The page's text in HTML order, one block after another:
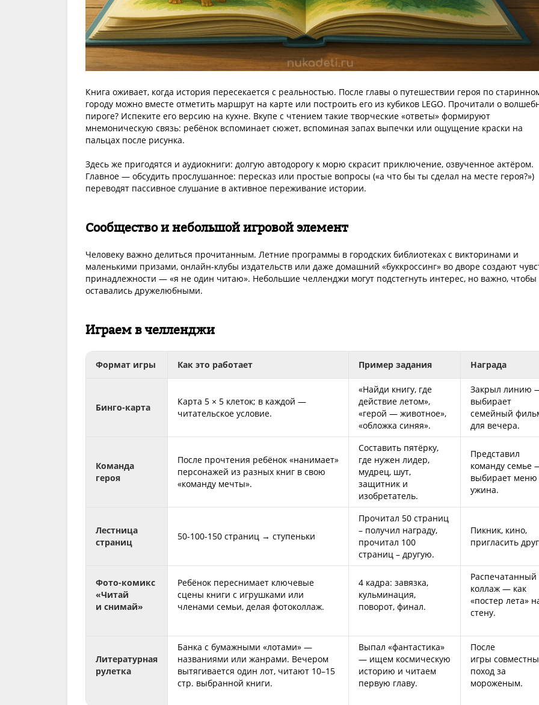
Книга оживает, когда история пересекается с реальностью. После главы о путешествии героя по
городу можно вместе отметить маршрут на карте или построить его из кубиков LEGO. Прочитали о
пироге? Испеките его версию на кухне. Вкупе с чтением такие творческие «ответы» формируют
мнемоническую связь: ребёнок вспоминает сюжет, вспоминая запах выпечки или ощущение краски на
пальцах после рисунка.
Здесь же пригодятся и аудиокниги: долгую автодорогу к морю скрасит приключение, озвученное актёром.
Главное — обсудить прослушанное: пересказ или простые вопросы («а что бы ты сделал на месте героя?»)
переводят пассивное слушание в активное переживание истории.
Сообщество и небольшой игровой элемент
Человеку важно делиться прочитанным. Летние программы в городских библиотеках с викторинами и
маленькими призами, онлайн-клубы издательств или даже домашний «буккроссинг» во дворе создают
принадлежности — «я не один читаю». Небольшие челленджи могут подстегнуть интерес, но важно,
оставались дружелюбными.
Играем в челленджи
Формат игры Как это работает Пример задания Награда
Бинго-карта
Карта 5 × 5 клеток; в каждой —
читательское условие.
«Найди книгу, где
действие летом»,
«герой — животное»,
«обложка синяя».
Закрыл линию
выбирает
семейный
для вечера.
Команда
героя
После прочтения ребёнок «нанимает»
персонажей из разных книг в свою
«команду мечты».
Составить пятёрку,
где нужен лидер,
мудрец, шут,
защитник и
изобретатель.
Представил
команду семье
выбирает меню
ужина.
Лестница
страниц
50-100-150 страниц → ступеньки
Прочитал 50 страниц
– получил награду,
прочитал 100
страниц – другую.
Пикник, кино,
пригласить
Фото-комикс
«Читай
и снимай»
Ребёнок переснимает ключевые
сцены книги с игрушками или
членами семьи, делая фотоколлаж.
4 кадра: завязка,
кульминация,
поворот, финал.
Распечатанный
коллаж — как
«постер лета»
стену.
Литературная
рулетка
Банка с бумажными «лотами» —
названиями или жанрами. Вечером
вытягивается один лот, читают 10–15
стр. выбранной книги.
Выпал «фантастика»
— ищем космическую
историю и читаем
первую главу.
После
игры
поход за
мороженым.